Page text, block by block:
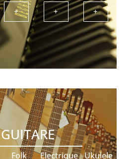
+ + +
GUITARE
Folk Electrique Ukulele